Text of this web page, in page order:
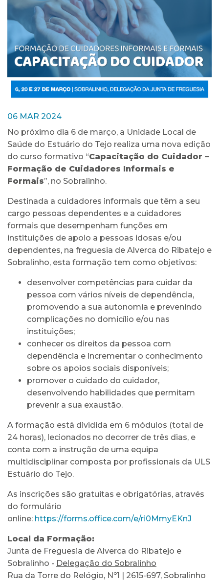
06 MAR 2024
No próximo dia 6 de março, a Unidade Local de
Saúde do Estuário do Tejo realiza uma nova edição
do curso formativo “Capacitação do Cuidador –
Formação de Cuidadores Informais e
Formais”, no Sobralinho.
Destinada a cuidadores informais que têm a seu
cargo pessoas dependentes e a cuidadores
formais que desempenham funções em
instituições de apoio a pessoas idosas e/ou
dependentes, na freguesia de Alverca do Ribatejo e
Sobralinho, esta formação tem como objetivos:
desenvolver competências para cuidar da
pessoa com vários níveis de dependência,
promovendo a sua autonomia e prevenindo
complicações no domicílio e/ou nas
instituições;
conhecer os direitos da pessoa com
dependência e incrementar o conhecimento
sobre os apoios sociais disponíveis;
promover o cuidado do cuidador,
desenvolvendo habilidades que permitam
prevenir a sua exaustão.
A formação está dividida em 6 módulos (total de
24 horas), lecionados no decorrer de três dias, e
conta com a instrução de uma equipa
multidisciplinar composta por profissionais da ULS
Estuário do Tejo.
As inscrições são gratuitas e obrigatórias, através
do formulário
online: https://forms.office.com/e/ri0MmyEKnJ
Local da Formação:
Junta de Freguesia de Alverca do Ribatejo e
Sobralinho - Delegação do Sobralinho
Rua da Torre do Relógio, Nº1 | 2615-697, Sobralinho